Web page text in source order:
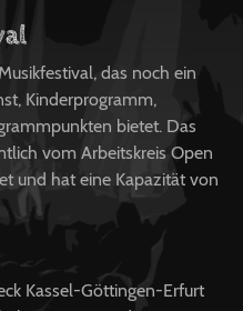
das noch ein
Kinderprogramm,
bietet. Das
vom Arbeitskreis Open
und hat eine Kapazität von
Kassel-Göttingen-Erfurt